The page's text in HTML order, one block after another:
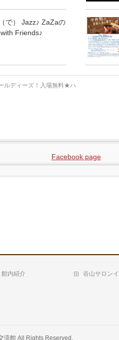
で） Jazz♪ ZaZaの
Friends♪
ルディーズ！入場無料★ハ
Facebook page
館内紹介 谷山サロン
流館 All Rights Reserved.